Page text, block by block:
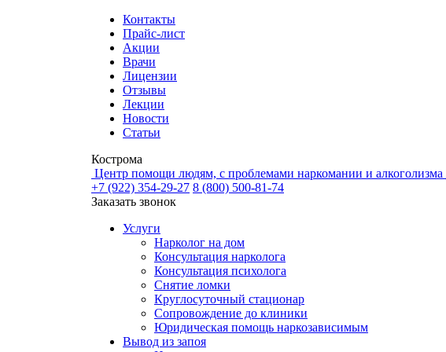
Контакты
Прайс-лист
Акции
Врачи
Лицензии
Отзывы
Лекции
Новости
Статьи
Кострома
Центр помощи людям, с проблемами наркомании и алкоголизма
+7 (922) 354-29-27 8 (800) 500-81-74
Заказать звонок
Услуги
Нарколог на дом
Консультация нарколога
Консультация психолога
Снятие ломки
Круглосуточный стационар
Сопровождение до клиники
Юридическая помощь наркозависимым
Вывод из запоя